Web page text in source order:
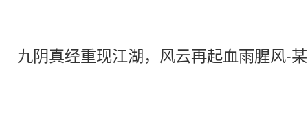
九阴真经重现江湖，风云再起血雨腥风-